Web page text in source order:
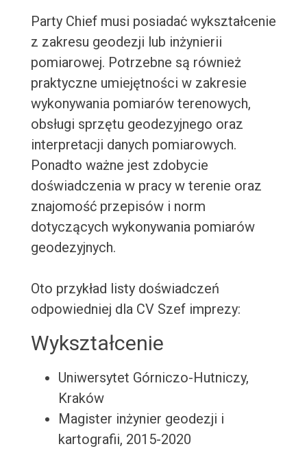
Party Chief musi posiadać wykształcenie
z zakresu geodezji lub inżynierii
pomiarowej. Potrzebne są również
praktyczne umiejętności w zakresie
wykonywania pomiarów terenowych,
obsługi sprzętu geodezyjnego oraz
interpretacji danych pomiarowych.
Ponadto ważne jest zdobycie
doświadczenia w pracy w terenie oraz
znajomość przepisów i norm
dotyczących wykonywania pomiarów
geodezyjnych.
Oto przykład listy doświadczeń
odpowiedniej dla CV Szef imprezy:
Wykształcenie
Uniwersytet Górniczo-Hutniczy,
Kraków
Magister inżynier geodezji i
kartografii, 2015-2020